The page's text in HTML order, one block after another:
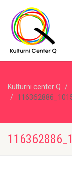
Kulturni center Q